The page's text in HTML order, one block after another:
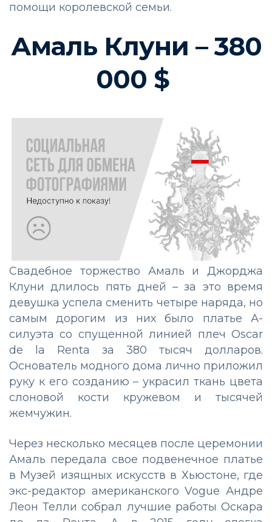
помощи королевской семьи.
Амаль Клуни – 380
000 $
Свадебное торжество Амаль и Джорджа
Клуни длилось пять дней – за это время
девушка успела сменить четыре наряда, но
самым дорогим из них было платье А-
силуэта со спущенной линией плеч Oscar
de la Renta за 380 тысяч долларов.
Основатель модного дома лично приложил
руку к его созданию – украсил ткань цвета
слоновой кости кружевом и тысячей
жемчужин.
Через несколько месяцев после церемонии
Амаль передала свое подвенечное платье
в Музей изящных искусств в Хьюстоне, где
экс-редактор американского Vogue Андре
Леон Телли собрал лучшие работы Оскара